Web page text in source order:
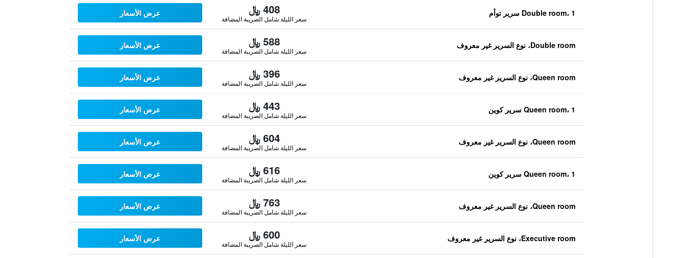
Double room، 1 سرير توأم 408 ﷼
سعر الليلة شامل الصريبة المضافة
عرض الأسعار
Double room، نوع السرير غير معروف 588 ﷼
سعر الليلة شامل الصريبة المضافة
عرض الأسعار
Queen room، نوع السرير غير معروف 396 ﷼
سعر الليلة شامل الصريبة المضافة
عرض الأسعار
Queen room، 1 سرير كوين 443 ﷼
سعر الليلة شامل الصريبة المضافة
عرض الأسعار
Queen room، نوع السرير غير معروف 604 ﷼
سعر الليلة شامل الصريبة المضافة
عرض الأسعار
Queen room، 1 سرير كوين 616 ﷼
سعر الليلة شامل الصريبة المضافة
عرض الأسعار
Queen room، نوع السرير غير معروف 763 ﷼
سعر الليلة شامل الصريبة المضافة
عرض الأسعار
Executive room، نوع السرير غير معروف 600 ﷼
سعر الليلة شامل الصريبة المضافة
عرض الأسعار